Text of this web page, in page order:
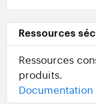
Ressources
Ressources
produits.
Documentation